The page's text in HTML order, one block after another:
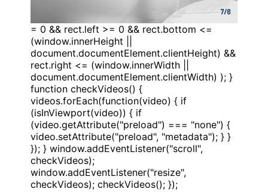
= 0 && rect.left >= 0 && rect.bottom <=
(window.innerHeight ||
document.documentElement.clientHeight) &&
rect.right <= (window.innerWidth ||
document.documentElement.clientWidth) ); }
function checkVideos() {
videos.forEach(function(video) { if
(isInViewport(video)) { if
(video.getAttribute("preload") === "none") {
video.setAttribute("preload", "metadata"); } }
}); } window.addEventListener("scroll",
checkVideos);
window.addEventListener("resize",
checkVideos); checkVideos(); });